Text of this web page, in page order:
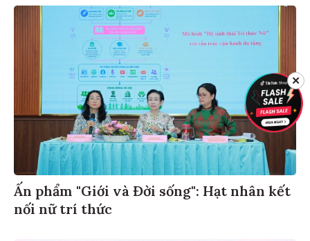
Ấn phẩm "Giới và Đời sống": Hạt nhân kết
nối nữ trí thức
✕